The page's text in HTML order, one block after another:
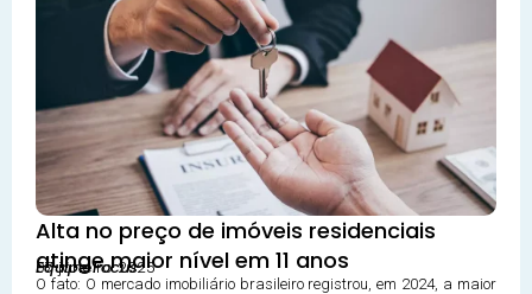
Alta no preço de imóveis residenciais
atinge maior nível em 11 anos
07 janeiro 2025
Equipe Focus
O fato: O mercado imobiliário brasileiro registrou, em 2024, a maior